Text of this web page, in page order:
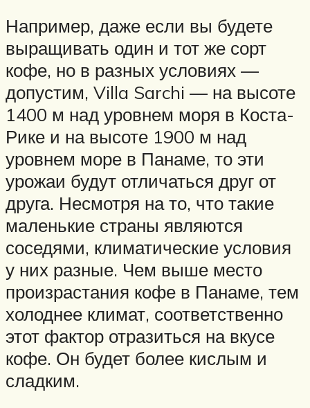
Например, даже если вы будете
выращивать один и тот же сорт
кофе, но в разных условиях —
допустим, Villa Sarchi — на высоте
1400 м над уровнем моря в Коста-
Рике и на высоте 1900 м над
уровнем море в Панаме, то эти
урожаи будут отличаться друг от
друга. Несмотря на то, что такие
маленькие страны являются
соседями, климатические условия
у них разные. Чем выше место
произрастания кофе в Панаме, тем
холоднее климат, соответственно
этот фактор отразиться на вкусе
кофе. Он будет более кислым и
сладким.